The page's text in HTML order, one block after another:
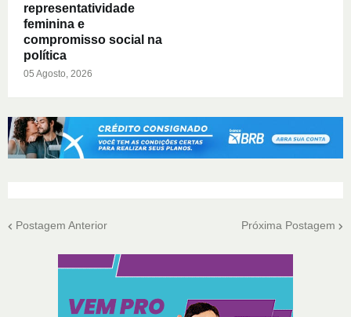
representatividade
feminina e
compromisso social na
política
05 Agosto, 2026
Postagem Anterior Próxima Postagem